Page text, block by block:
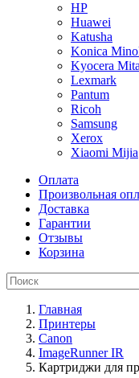
HP
Huawei
Katusha
Konica
Kyocera Mita
Lexmark
Pantum
Ricoh
Samsung
Xerox
Xiaomi Mijia
Оплата
Произвольная
Доставка
Гарантии
Отзывы
Корзина
Главная
Принтеры
Canon
ImageRunner IR
Картриджи для